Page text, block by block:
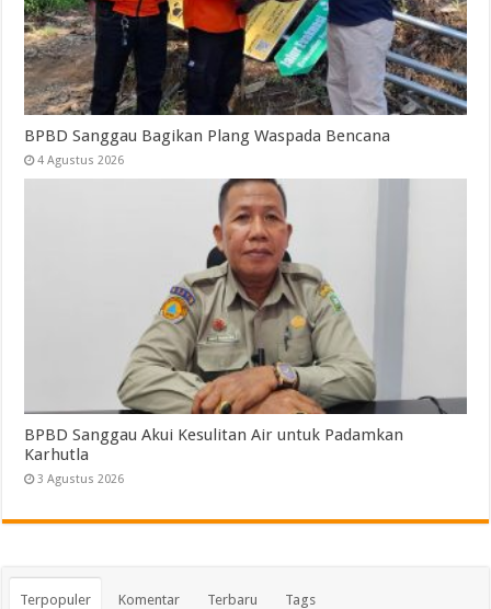
BPBD Sanggau Bagikan Plang Waspada Bencana
4 Agustus 2026
BPBD Sanggau Akui Kesulitan Air untuk Padamkan
Karhutla
3 Agustus 2026
Terpopuler Komentar Terbaru Tags